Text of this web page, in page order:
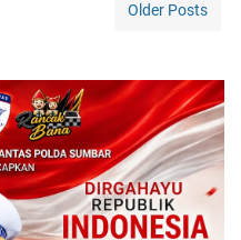
Older Posts